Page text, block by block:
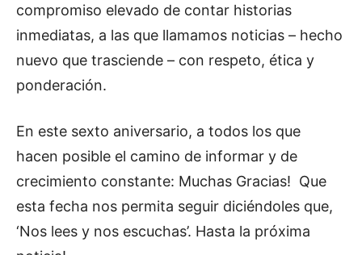
compromiso elevado de contar historias
inmediatas, a las que llamamos noticias – hecho
nuevo que trasciende – con respeto, ética y
ponderación.
En este sexto aniversario, a todos los que
hacen posible el camino de informar y de
crecimiento constante: Muchas Gracias! Que
esta fecha nos permita seguir diciéndoles que,
‘Nos lees y nos escuchas’. Hasta la próxima